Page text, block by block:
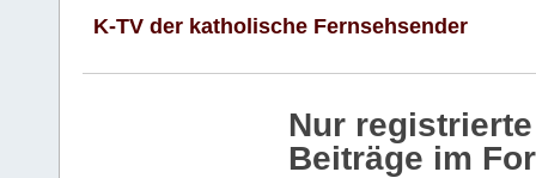
K-TV der katholische Fernsehsender
Nur
Beiträge im